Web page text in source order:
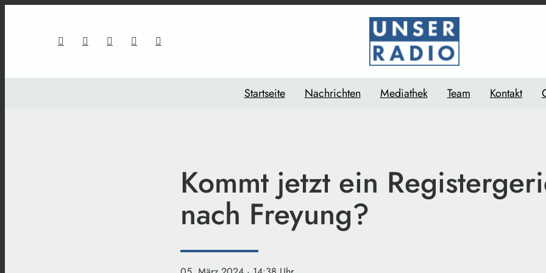
Startseite Nachrichten Mediathek Team Kontakt
Kommt jetzt ein
nach Freyung?